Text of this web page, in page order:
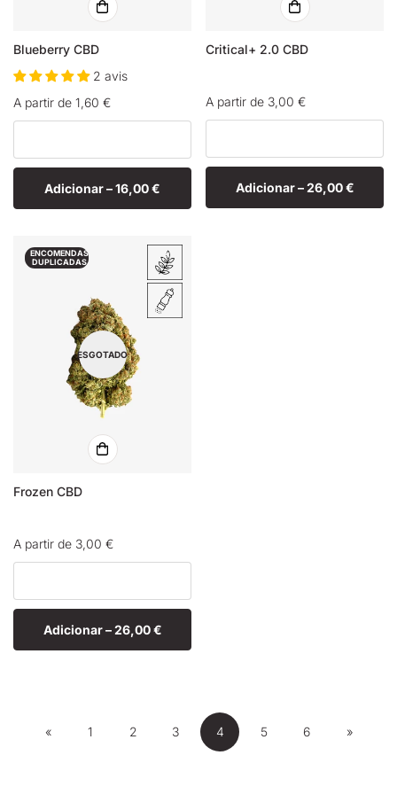
Blueberry CBD
2 avis
Preço
normal
A partir de 1,60 €
Adicionar –16,00 €
Critical+ 2.0 CBD
Preço
normal
A partir de 3,00 €
Adicionar –26,00 €
ENCOMENDAS
DUPLICADAS
ESGOTADO
Frozen CBD
Preço
normal
A partir de 3,00 €
Adicionar –26,00 €
« 1 2 3 4 5 6 »